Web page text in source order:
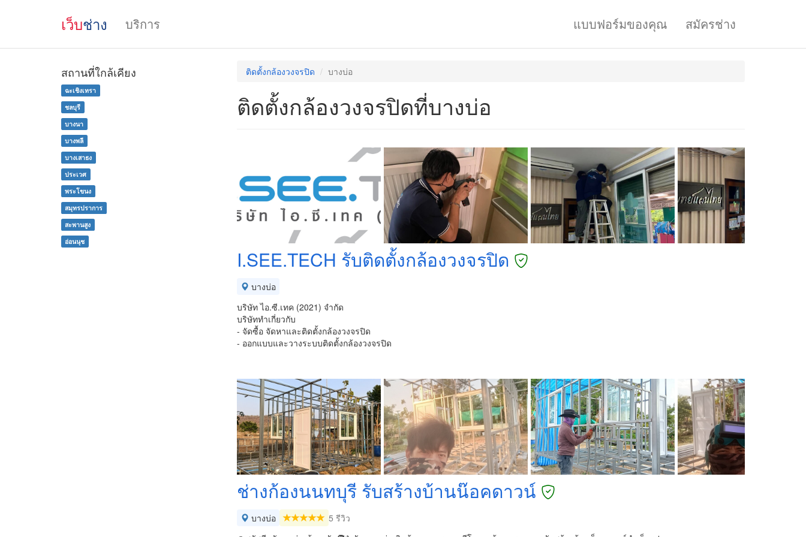
เว็บช่าง บริการ แบบฟอร์มของคุณ สมัครช่าง
ติดตั้งกล้องวงจรปิด บางบ่อ
ติดตั้งกล้องวงจรปิดที่บางบ่อ
I.SEE.TECH รับติดตั้งกล้องวงจรปิด
บางบ่อ
บริษัท ไอ.ซี.เทค (2021) จำกัด
บริษัททำเกี่ยวกับ
- จัดซื้อ จัดหาและติดตั้งกล้องวงจรปิด
- ออกแบบและวางระบบติดตั้งกล้องวงจรปิด
ช่างก้องนนทบุรี รับสร้างบ้านน๊อค​ดาวน์
บางบ่อ
5 รีวิว
สถานที่ใกล้เคียง
ฉะเชิงเทรา
ชลบุรี
บางนา
บางพลี
บางเสาธง
ประเวศ
พระโขนง
สมุทรปราการ
สะพานสูง
อ่อนนุช